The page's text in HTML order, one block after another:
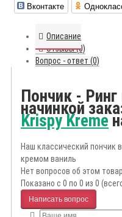
Вконтакте
Описание
Отзывы (0)
Вопрос - ответ (0)
Пончик -
начинкой
Krispy Kreme
Наш классический пончик
кремом ваниль
Нет вопросов об этом
Показано с 0 по 0 из 0
Написать вопрос